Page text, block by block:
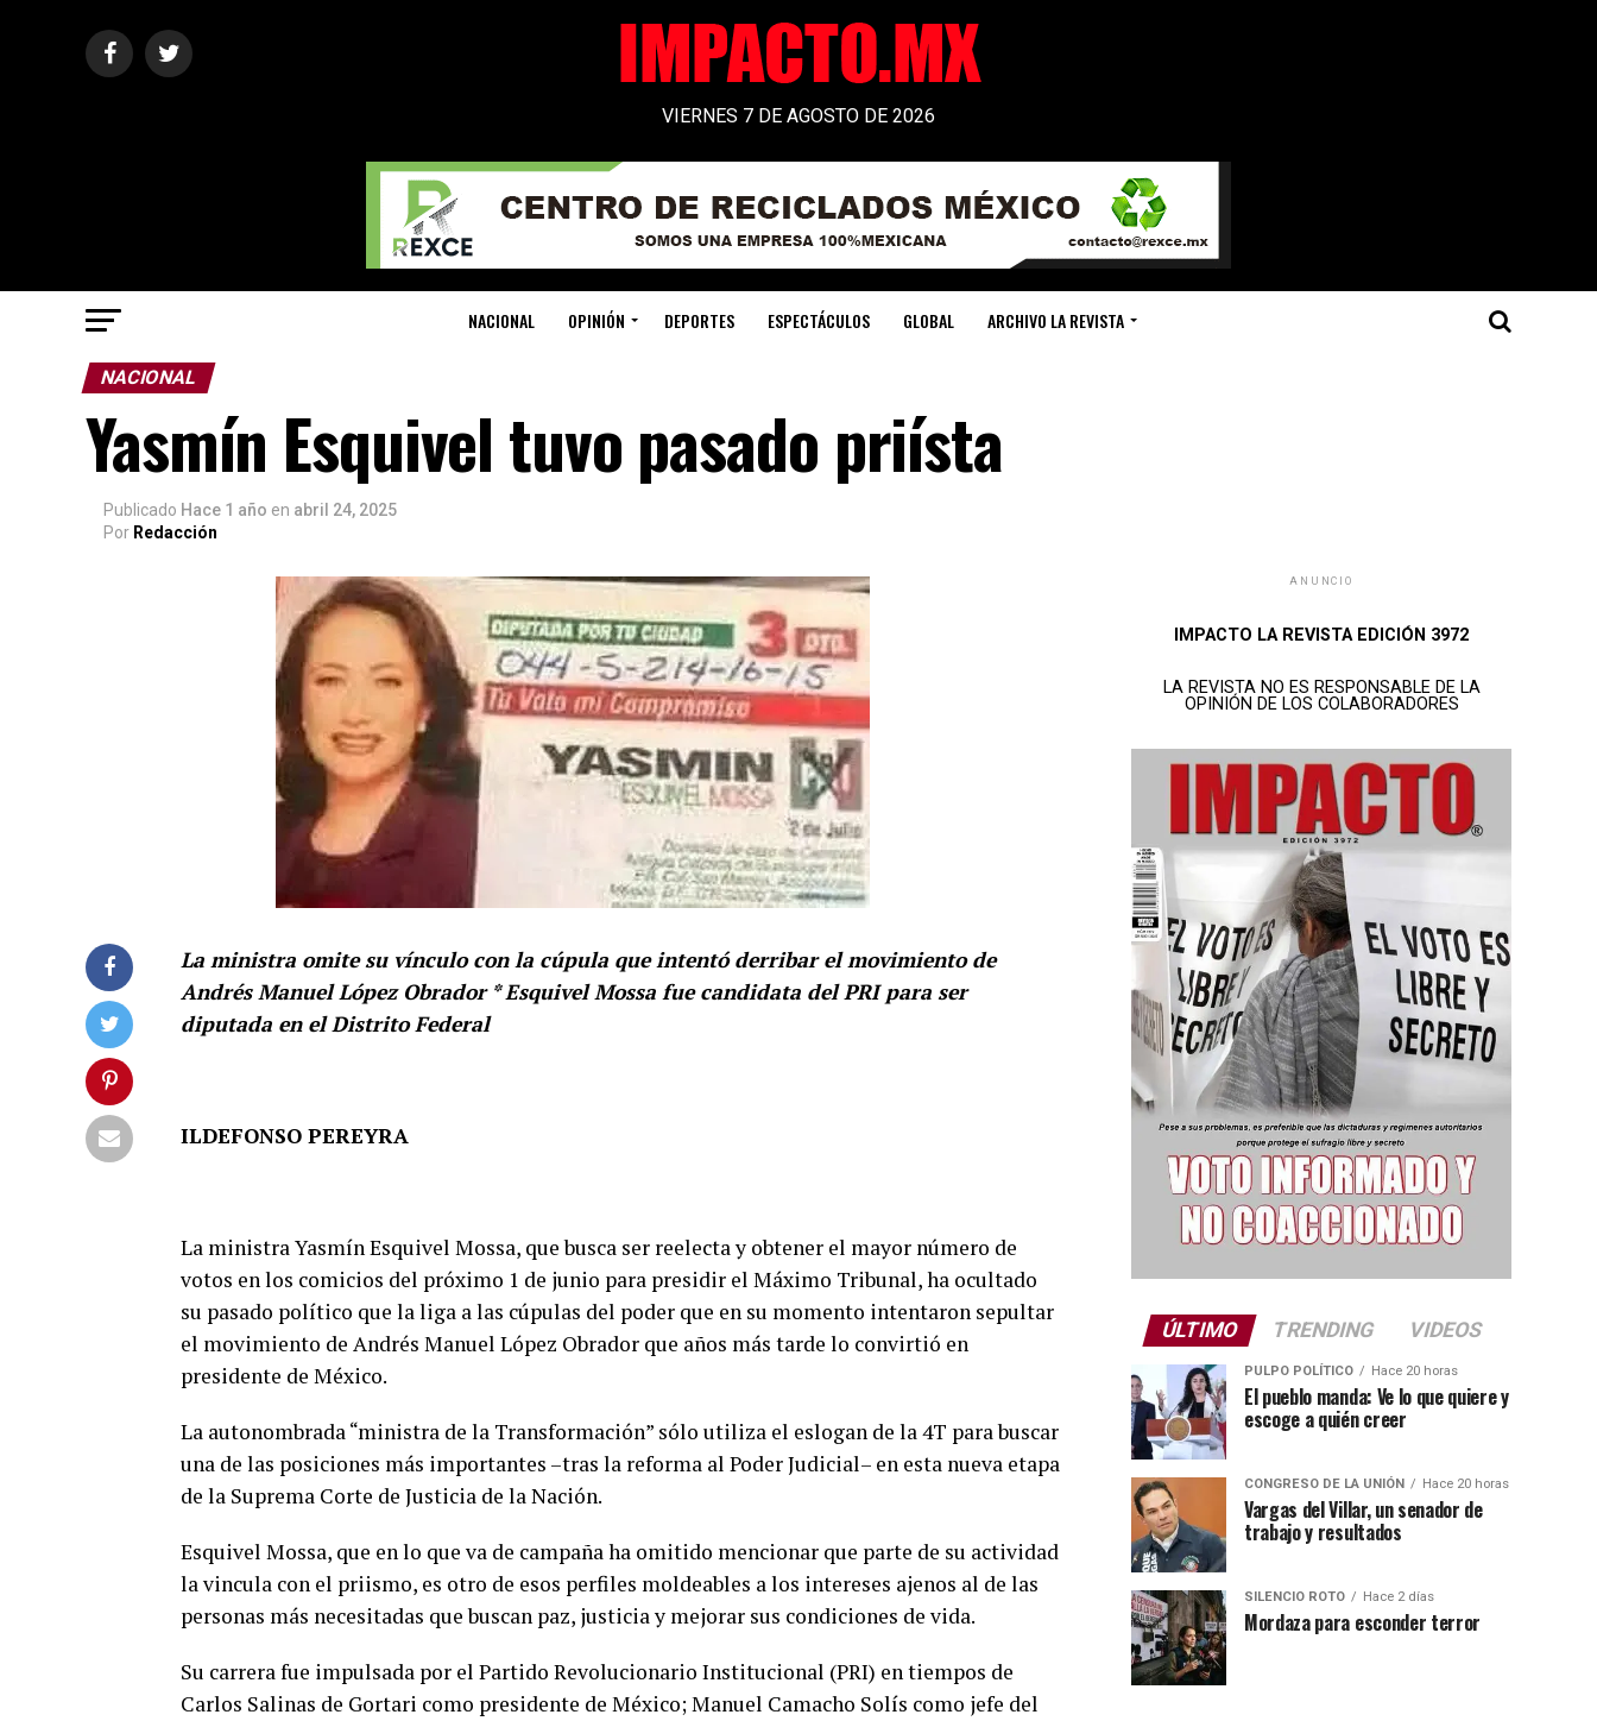
VIERNES 7 DE AGOSTO DE 2026
NACIONAL OPINIÓN DEPORTES ESPECTÁCULOS GLOBAL ARCHIVO LA REVISTA
NACIONAL
Yasmín Esquivel tuvo pasado priísta
Publicado Hace 1 año en abril 24, 2025
Por Redacción
La ministra omite su vínculo con la cúpula que intentó derribar el movimiento de
Andrés Manuel López Obrador * Esquivel Mossa fue candidata del PRI para ser
diputada en el Distrito Federal
ILDEFONSO PEREYRA
La ministra Yasmín Esquivel Mossa, que busca ser reelecta y obtener el mayor número de
votos en los comicios del próximo 1 de junio para presidir el Máximo Tribunal, ha ocultado
su pasado político que la liga a las cúpulas del poder que en su momento intentaron sepultar
el movimiento de Andrés Manuel López Obrador que años más tarde lo convirtió en
presidente de México.
La autonombrada “ministra de la Transformación” sólo utiliza el eslogan de la 4T para buscar
una de las posiciones más importantes –tras la reforma al Poder Judicial– en esta nueva etapa
de la Suprema Corte de Justicia de la Nación.
Esquivel Mossa, que en lo que va de campaña ha omitido mencionar que parte de su actividad
la vincula con el priismo, es otro de esos perfiles moldeables a los intereses ajenos al de las
personas más necesitadas que buscan paz, justicia y mejorar sus condiciones de vida.
Su carrera fue impulsada por el Partido Revolucionario Institucional (PRI) en tiempos de
Carlos Salinas de Gortari como presidente de México; Manuel Camacho Solís como jefe del
ANUNCIO
IMPACTO LA REVISTA EDICIÓN 3972
LA REVISTA NO ES RESPONSABLE DE LA
OPINIÓN DE LOS COLABORADORES
ÚLTIMO TRENDING VIDEOS
PULPO POLÍTICO Hace 20 horas
El pueblo manda: Ve lo que quiere y
escoge a quién creer
CONGRESO DE LA UNIÓN Hace 20 horas
Vargas del Villar, un senador de
trabajo y resultados
SILENCIO ROTO Hace 2 días
Mordaza para esconder terror